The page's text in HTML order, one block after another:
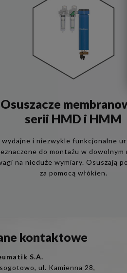
Osuszacze
serii HMD i HMM
wydajne i niezwykle funkcjonalne
do montażu w dowolnym
na nieduże wymiary. Osuszają
za pomocą włókien.
kontaktowe
S.A.
ul. Kamienna 28,